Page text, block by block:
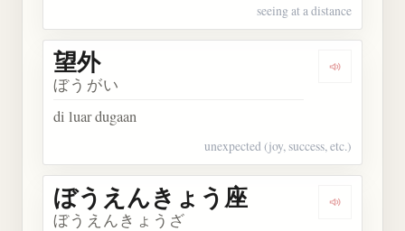
seeing at a distance
Dengarkan
望外
ぼうがい
di luar dugaan
unexpected (joy, success, etc.)
Dengarkan
ぼうえんきょう座
ぼうえんきょうざ